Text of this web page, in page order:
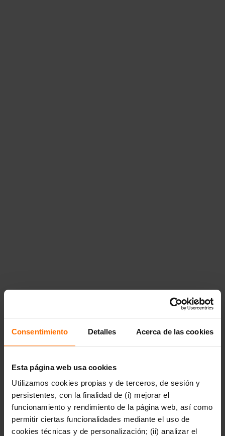
Consentimiento Detalles Acerca de las cookies
Esta página web usa cookies
Utilizamos cookies propias y de terceros, de sesión y
persistentes, con la finalidad de (i) mejorar el
funcionamiento y rendimiento de la página web, así como
permitir ciertas funcionalidades mediante el uso de
cookies técnicas y de personalización; (ii) analizar el